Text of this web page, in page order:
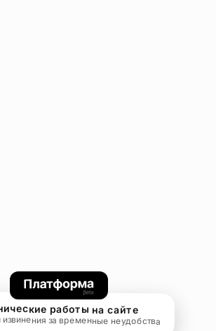
работы на сайте
за временные неудобства